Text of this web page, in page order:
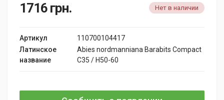
1716 грн. Нет в наличии
Артикул
110700104417
Латинское
название
Abies nordmanniana Barabits Compact
C35 / H50-60